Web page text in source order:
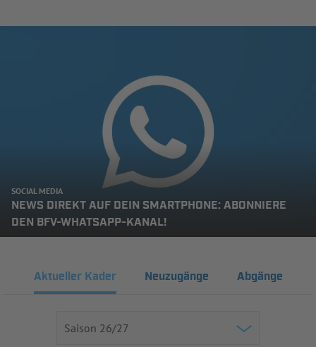
SOCIAL MEDIA
NEWS DIREKT AUF DEIN SMARTPHONE: ABONNIERE
DEN BFV-WHATSAPP-KANAL!
Aktueller Kader Neuzugänge Abgänge